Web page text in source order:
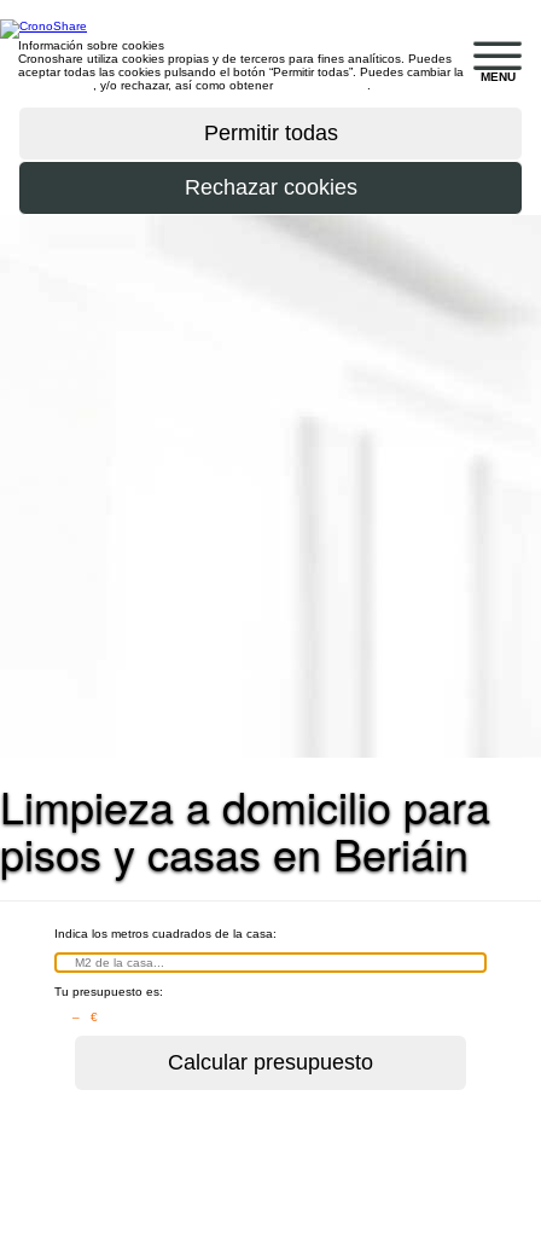
MENU
Información sobre cookies
Cronoshare utiliza cookies propias y de terceros para fines analíticos. Puedes
aceptar todas las cookies pulsando el botón “Permitir todas”. Puedes cambiar la
, y/o rechazar, así como obtener
Limpieza a domicilio para
pisos y casas en Beriáin
Indica los metros cuadrados de la casa:
Tu presupuesto es:
– €